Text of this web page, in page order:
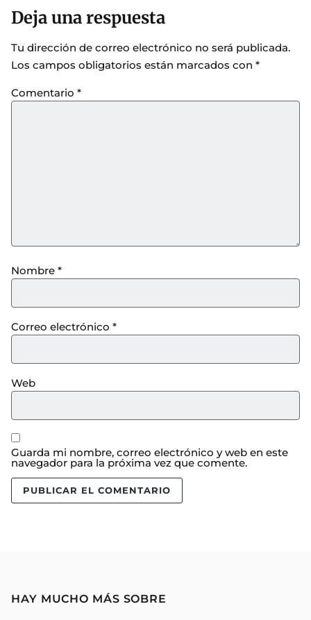
Deja una respuesta
Tu dirección de correo electrónico no será publicada.
Los campos obligatorios están marcados con *
Comentario *
Nombre *
Correo electrónico *
Web
Guarda mi nombre, correo electrónico y web en este
navegador para la próxima vez que comente.
HAY MUCHO MÁS SOBRE